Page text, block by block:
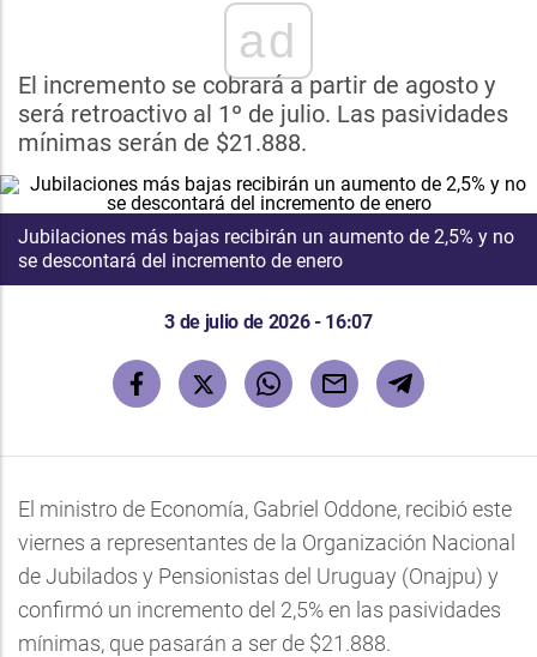
ad
El incremento se cobrará a partir de agosto y
será retroactivo al 1º de julio. Las pasividades
mínimas serán de $21.888.
Jubilaciones más bajas recibirán un aumento de 2,5% y no
se descontará del incremento de enero
3 de julio de 2026 - 16:07
El ministro de Economía, Gabriel Oddone, recibió este
viernes a representantes de la Organización Nacional
de Jubilados y Pensionistas del Uruguay (Onajpu) y
confirmó un incremento del 2,5% en las pasividades
mínimas, que pasarán a ser de $21.888.